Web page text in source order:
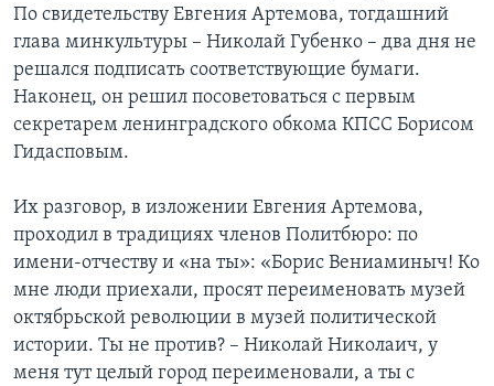
По свидетельству Евгения Артемова, тогдашний
глава минкультуры – Николай Губенко – два дня не
решался подписать соответствующие бумаги.
Наконец, он решил посоветоваться с первым
секретарем ленинградского обкома КПСС Борисом
Гидасповым.
Их разговор, в изложении Евгения Артемова,
проходил в традициях членов Политбюро: по
имени-отчеству и «на ты»: «Борис Вениаминыч! Ко
мне люди приехали, просят переименовать музей
октябрьской революции в музей политической
истории. Ты не против? – Николай Николаич, у
меня тут целый город переименовали, а ты с